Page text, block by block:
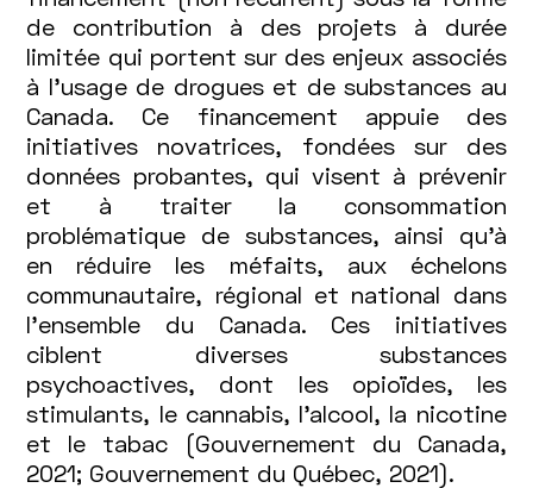
de contribution à des projets à durée
limitée qui portent sur des enjeux associés
à l'usage de drogues et de substances au
Canada. Ce financement appuie des
initiatives novatrices, fondées sur des
données probantes, qui visent à prévenir
et à traiter la consommation
problématique de substances, ainsi qu'à
en réduire les méfaits, aux échelons
communautaire, régional et national dans
l'ensemble du Canada. Ces initiatives
ciblent diverses substances
psychoactives, dont les opioïdes, les
stimulants, le cannabis, l'alcool, la nicotine
et le tabac (Gouvernement du Canada,
2021; Gouvernement du Québec, 2021).